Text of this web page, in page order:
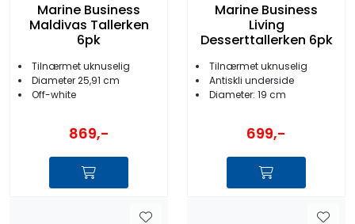
Marine Business
Maldivas Tallerken
6pk
Tilnærmet uknuselig
Diameter 25,91 cm
Off-white
869,-
Marine Business
Living
Desserttallerken 6pk
Tilnærmet uknuselig
Antiskli underside
Diameter: 19 cm
699,-